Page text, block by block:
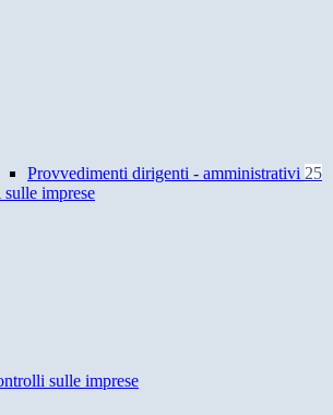
Provvedimenti dirigenti - amministrativi 25
imprese
sulle imprese